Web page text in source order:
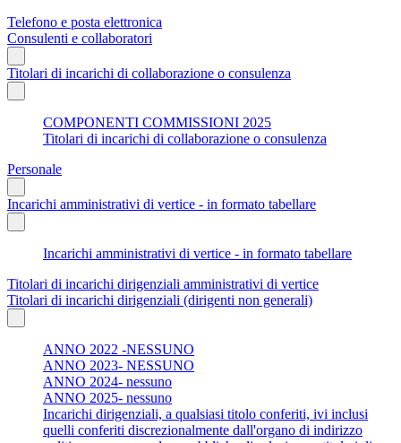
Telefono e posta elettronica
Consulenti e collaboratori
Titolari di incarichi di collaborazione o consulenza
COMPONENTI COMMISSIONI 2025
Titolari di incarichi di collaborazione o consulenza
Personale
Incarichi amministrativi di vertice - in formato tabellare
Incarichi amministrativi di vertice - in formato tabellare
Titolari di incarichi dirigenziali amministrativi di vertice
Titolari di incarichi dirigenziali (dirigenti non generali)
ANNO 2022 -NESSUNO
ANNO 2023- NESSUNO
ANNO 2024- nessuno
ANNO 2025- nessuno
Incarichi dirigenziali, a qualsiasi titolo conferiti, ivi inclusi
quelli conferiti discrezionalmente dall'organo di indirizzo